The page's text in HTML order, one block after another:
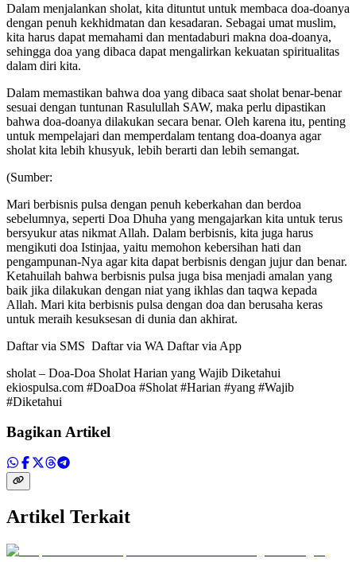
Dalam menjalankan sholat, kita dituntut untuk membaca doa-doanya
dengan penuh kekhidmatan dan kesadaran. Sebagai umat muslim,
kita harus dapat memahami dan mentadaburi makna doa-doanya,
sehingga doa yang dibaca dapat mengalirkan kekuatan spiritualitas
dalam diri kita.
Dalam memastikan bahwa doa yang dibaca saat sholat benar-benar
sesuai dengan tuntunan Rasulullah SAW, maka perlu dipastikan
bahwa doa-doanya dilakukan secara benar. Oleh karena itu, penting
untuk mempelajari dan memperdalam tentang doa-doanya agar
sholat kita lebih khusyuk, lebih berarti dan lebih semangat.
(Sumber:
Mari berbisnis pulsa dengan penuh keberkahan dan berdoa
sebelumnya, seperti Doa Dhuha yang mengajarkan kita untuk terus
bersyukur atas nikmat Allah. Dalam berbisnis, kita juga harus
mengikuti doa Istinjaa, yaitu memohon kebersihan hati dan
pengampunan-Nya agar kita dapat berbisnis dengan jujur dan benar.
Ketahuilah bahwa berbisnis pulsa juga bisa menjadi amalan yang
baik jika dilakukan dengan niat yang ikhlas dan taqwa kepada
Allah. Mari kita berbisnis pulsa dengan doa dan berusaha keras
untuk meraih kesuksesan di dunia dan akhirat.
Daftar via SMS Daftar via WA Daftar via App
sholat – Doa-Doa Sholat Harian yang Wajib Diketahui
ekiospulsa.com #DoaDoa #Sholat #Harian #yang #Wajib
#Diketahui
Bagikan Artikel
Artikel Terkait